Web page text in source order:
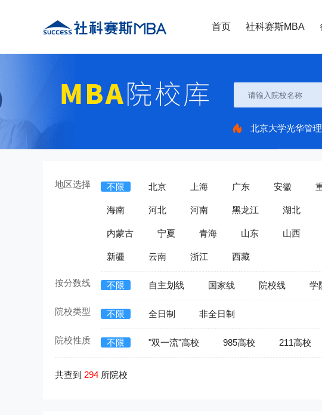
首页 社科赛斯MBA
北京大学光华管
地区选择 不限 北京 上海 广东 安徽
海南 河北 河南 黑龙江 湖北
内蒙古 宁夏 青海 山东 山西
新疆 云南 浙江 西藏
按分数线 不限 自主划线 国家线 院校线 学
院校类型 不限 全日制 非全日制
院校性质 不限 "双一流"高校 985高校 211高校
共查到 294 所院校